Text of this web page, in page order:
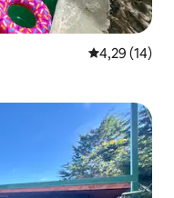
Évaluation
4,29 (14)